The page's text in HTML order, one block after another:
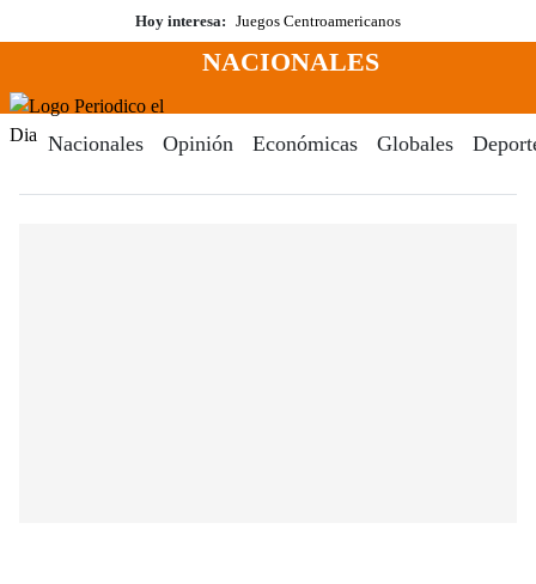
al
Hoy interesa: Juegos Centroamericanos
Menú
NACIONALES
Nacionales Opinión Económicas Globales